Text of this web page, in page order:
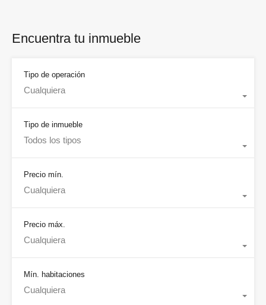
Encuentra tu inmueble
Tipo de operación
Cualquiera
Tipo de inmueble
Todos los tipos
Precio mín.
Cualquiera
Precio máx.
Cualquiera
Mín. habitaciones
Cualquiera